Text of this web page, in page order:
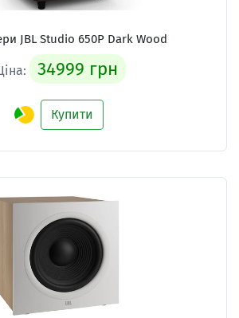
JBL Studio 650P Dark Wood
34999 грн
Купити